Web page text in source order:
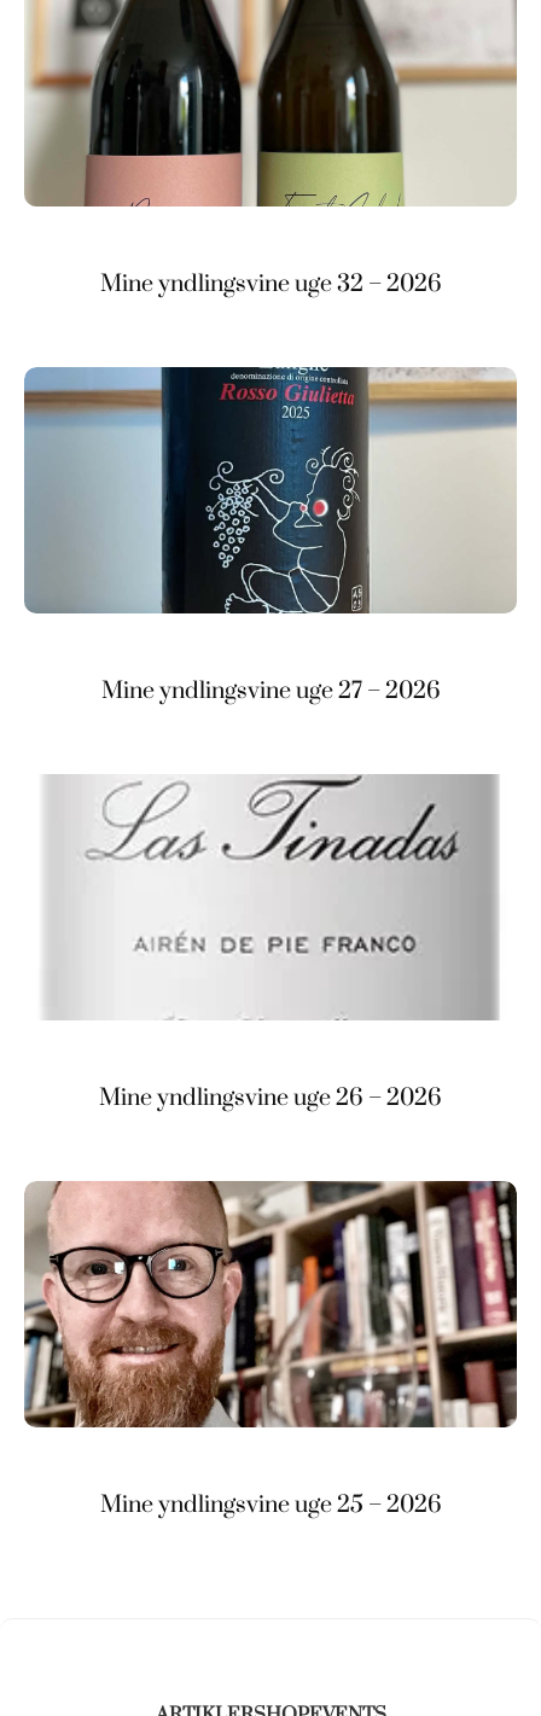
Mine yndlingsvine uge 32 – 2026
Mine yndlingsvine uge 27 – 2026
Mine yndlingsvine uge 26 – 2026
Mine yndlingsvine uge 25 – 2026